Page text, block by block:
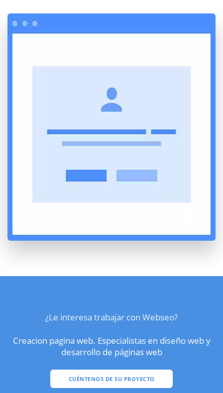
¿Le interesa trabajar con Webseo?
Creacion pagina web. Especialistas en diseño web y
desarrollo de páginas web
CUÉNTENOS DE SU PROYECTO